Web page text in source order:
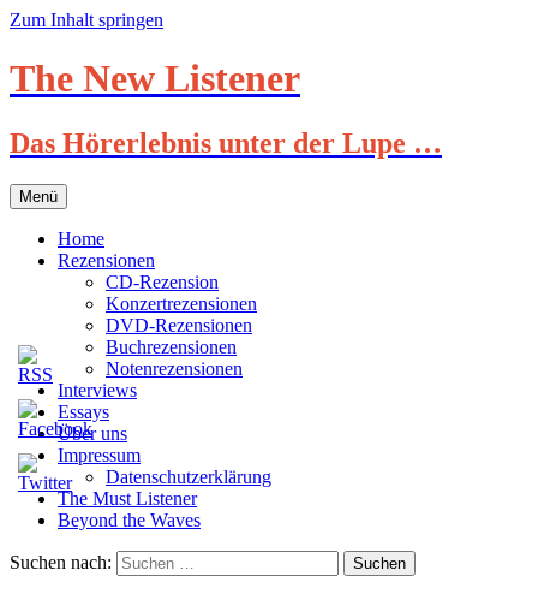
Zum Inhalt springen
The New Listener
Das Hörerlebnis unter der Lupe …
Menü
Home
Rezensionen
CD-Rezension
Konzertrezensionen
DVD-Rezensionen
Buchrezensionen
Notenrezensionen
Interviews
Essays
Über uns
Impressum
Datenschutzerklärung
The Must Listener
Beyond the Waves
Suchen nach: